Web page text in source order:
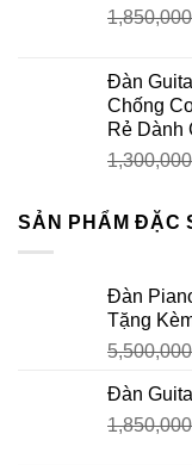
1,850,000
Đàn
Chống
Rẻ Dành
1,300,000
SẢN PHẨM ĐẶC
Đàn
Tặng
5,500,000
Đàn
1,850,000